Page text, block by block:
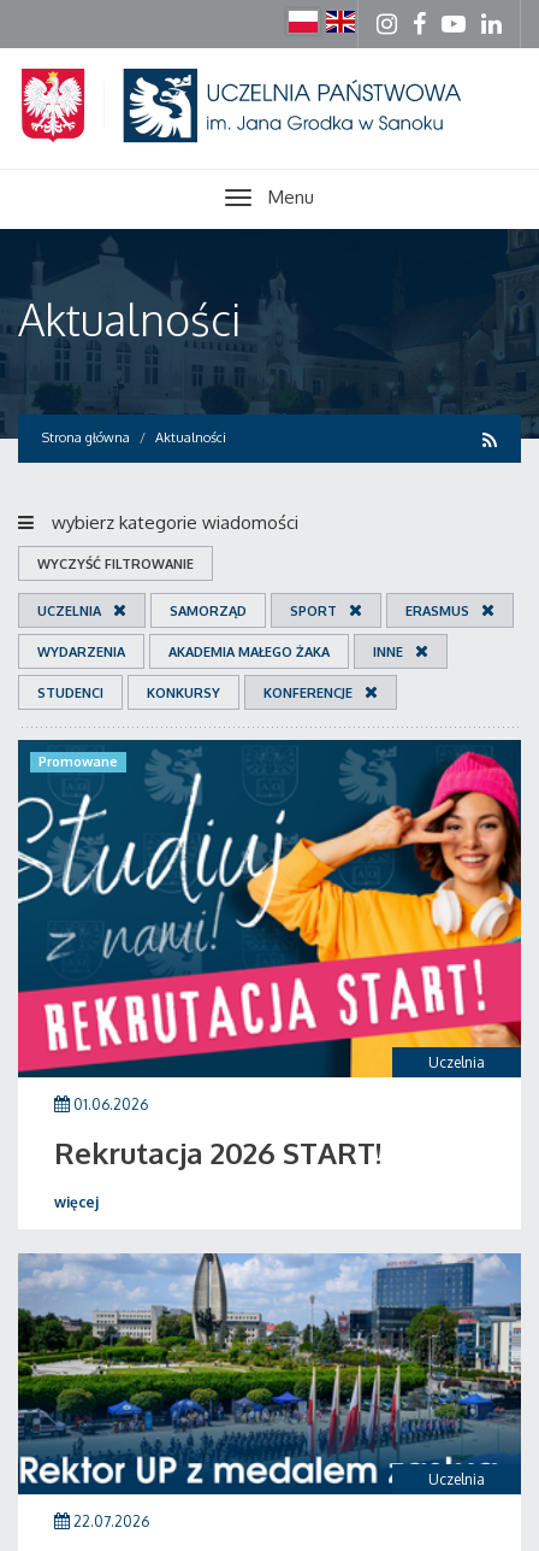
Menu
Aktualności
Strona główna Aktualności
wybierz kategorie wiadomości
WYCZYŚĆ FILTROWANIE
UCZELNIA SAMORZĄD SPORT ERASMUS
WYDARZENIA AKADEMIA MAŁEGO ŻAKA INNE
STUDENCI KONKURSY KONFERENCJE
Uczelnia
Promowane
01.06.2026
Rekrutacja 2026 START!
więcej
Uczelnia
22.07.2026